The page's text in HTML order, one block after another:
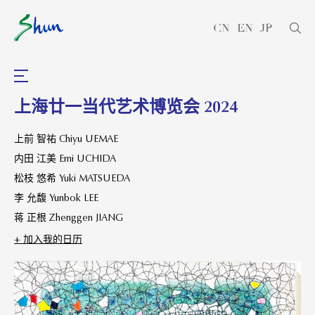
CN EN JP
上海廿一当代艺术博览会 2024
上前 智祐 Chiyu UEMAE
内田 江美 Emi UCHIDA
松枝 悠希 Yuki MATSUEDA
李 允馥 Yunbok LEE
蒋 正根 Zhenggen JIANG
+ 加⼊我的⽇历